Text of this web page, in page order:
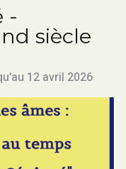
-
siècle
12 avril 2026